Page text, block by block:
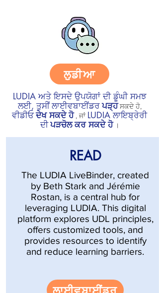
ਲੁਡੀਆ
LUDIA ਅਤੇ ਇਸਦੇ ਉਪਯੋਗਾਂ ਦੀ ਡੂੰਘੀ ਸਮਝ
ਲਈ, ਤੁਸੀਂਲਾਈਵਬਾਈਂਡਰਪੜ੍ਹਸਕਦੇ ਹੋ,
ਵੀਡੀਓਦੇਖ ਸਕਦੇ ਹੋ, ਜਾਂ LUDIA ਲਾਇਬ੍ਰੇਰੀ
ਦੀਪੜਚੋਲ ਕਰ ਸਕਦੇ ਹੋ।
READ
The LUDIA LiveBinder, created
by Beth Stark and Jérémie
Rostan, is a central hub for
leveraging LUDIA. This digital
platform explores UDL principles,
offers customized tools, and
provides resources to identify
and reduce learning barriers.
ਲਾਈਵਬਾਈਂਡਰ